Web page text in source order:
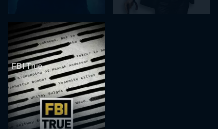
FBI True